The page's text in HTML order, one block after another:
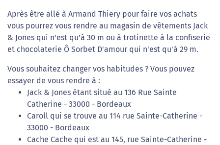
Après être allé à Armand Thiery pour faire vos achats
vous pourrez vous rendre au magasin de vêtements Jack
& Jones qui n'est qu'à 30 m ou à trotinette à la confiserie
et chocolaterie Ô Sorbet D'amour qui n'est qu'à 29 m.
Vous souhaitez changer vos habitudes ? Vous pouvez
essayer de vous rendre à :
Jack & Jones étant situé au 136 Rue Sainte
Catherine - 33000 - Bordeaux
Caroll qui se trouve au 114 rue Sainte-Catherine -
33000 - Bordeaux
Cache Cache qui est au 145, rue Sainte-Catherine -